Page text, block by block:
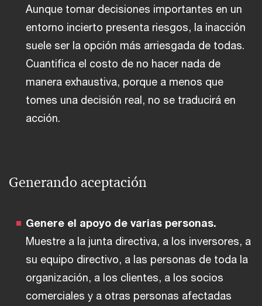
Aunque tomar decisiones importantes en un
entorno incierto presenta riesgos, la inacción
suele ser la opción más arriesgada de todas.
Cuantifica el costo de no hacer nada de
manera exhaustiva, porque a menos que
tomes una decisión real, no se traducirá en
acción.
Generando aceptación
Genere el apoyo de varias personas.
Muestre a la junta directiva, a los inversores, a
su equipo directivo, a las personas de toda la
organización, a los clientes, a los socios
comerciales y a otras personas afectadas